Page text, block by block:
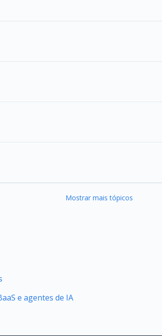
Mostrar mais tópicos
e agentes de IA